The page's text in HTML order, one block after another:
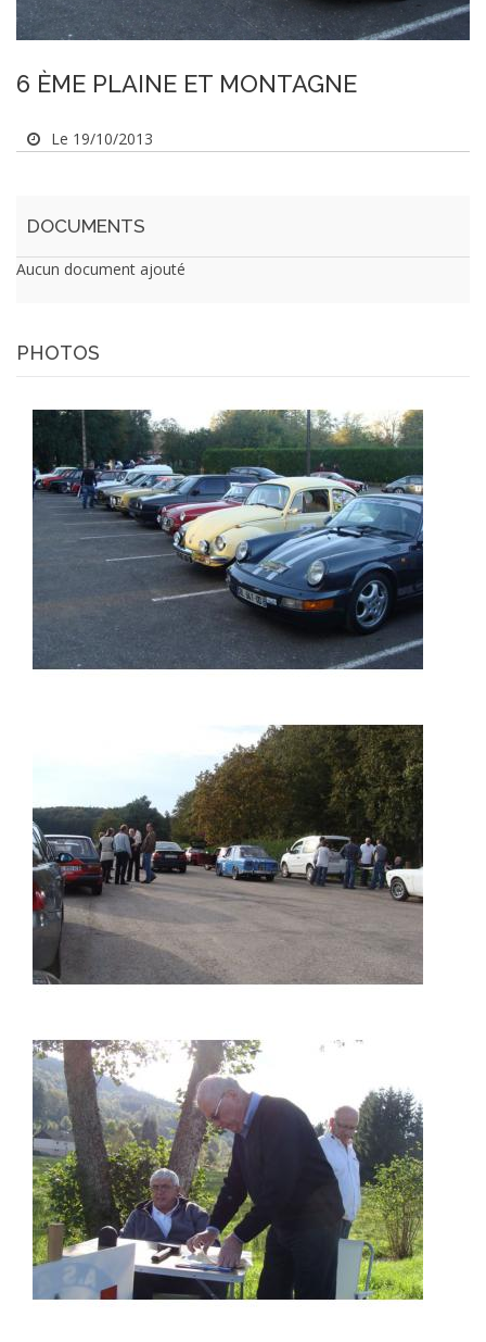
6 ÈME PLAINE ET MONTAGNE
Le 19/10/2013
DOCUMENTS
Aucun document ajouté
PHOTOS